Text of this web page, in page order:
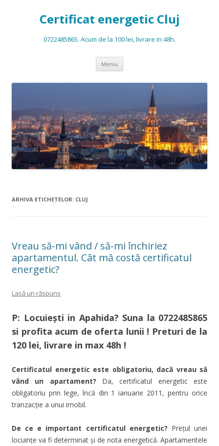
Certificat energetic Cluj
0722485865. Acum de la 100 lei, livrare in 48h.
Meniu
ARHIVA ETICHETELOR: CLUJ
Vreau să-mi vând / să-mi închiriez
apartamentul. Cât mă costă certificatul
energetic?
Lasă un răspuns
P: Locuieşti in Apahida? Suna la 0722485865
si profita acum de oferta lunii ! Preturi de la
120 lei, livrare in max 48h !
Certificatul energetic este obligatoriu, dacă vreau să
vând un apartament? Da, certificatul energetic este
obligatoriu prin lege, încă din 1 ianuarie 2011, pentru orice
tranzacţie a unui imobil.
De ce e important certificatul energetic? Preţul unei
locuinţe va fi determinat şi de nota energetică. Apartamentele